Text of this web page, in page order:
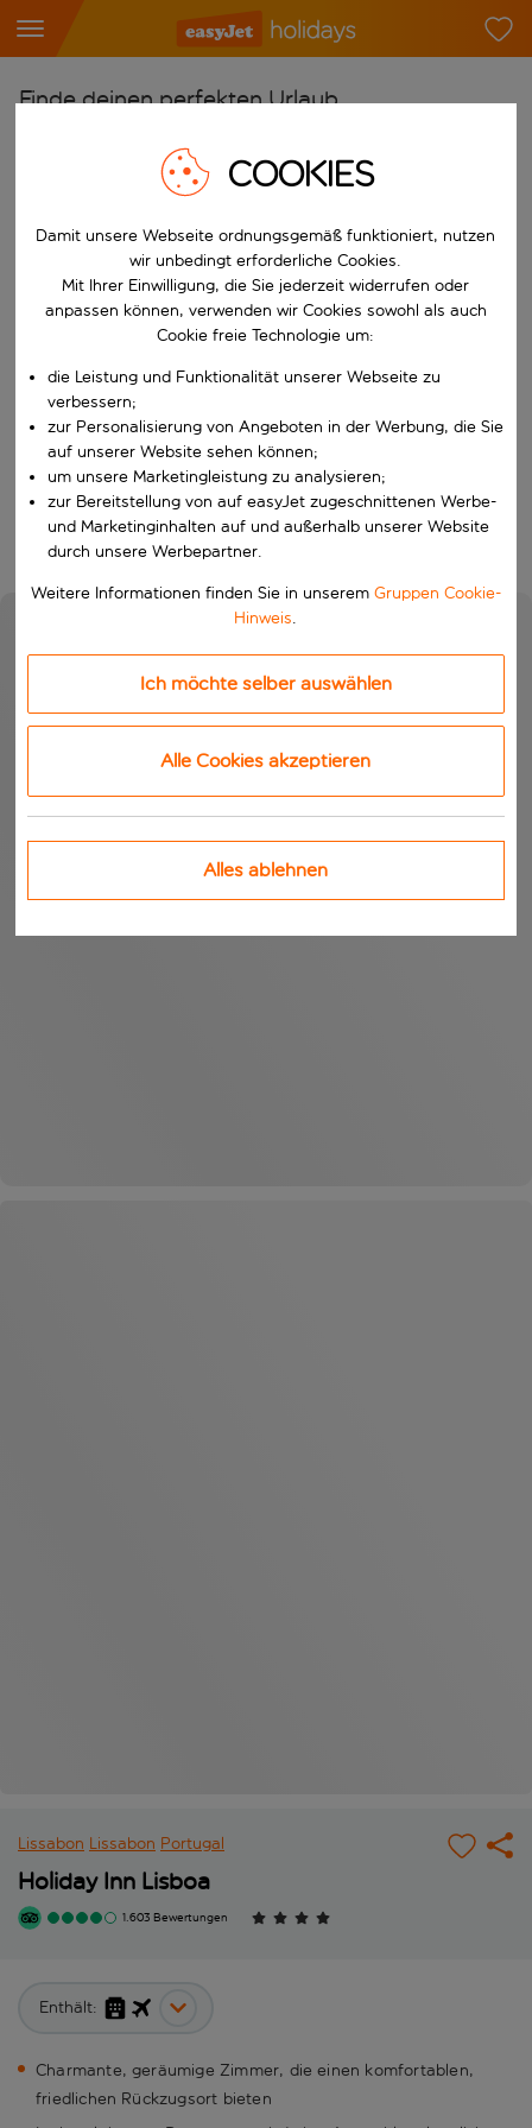
Finde deinen perfekten Urlaub
Beginne mit der Eingabe für die automatische
Flughafen wählen
Beginne mit der Eingabe für die automatische
Reiseziel wählen
Nach
Wähle ein Ab- und Rückflugdatum aus.
Reisezeitraum wählen
Wann
Wer
Suchen
Lissabon Lissabon Portugal
Holiday Inn Lisboa
1.603 Bewertungen
Enthält:
Charmante, geräumige Zimmer, die einen komfortablen,
friedlichen Rückzugsort bieten
COOKIES
Damit unsere Webseite ordnungsgemäß funktioniert, nutzen
wir unbedingt erforderliche Cookies.
Mit Ihrer Einwilligung, die Sie jederzeit widerrufen oder
anpassen können, verwenden wir Cookies sowohl als auch
Cookie freie Technologie um:
die Leistung und Funktionalität unserer Webseite zu
verbessern;
zur Personalisierung von Angeboten in der Werbung, die Sie
auf unserer Website sehen können;
um unsere Marketingleistung zu analysieren;
zur Bereitstellung von auf easyJet zugeschnittenen Werbe-
und Marketinginhalten auf und außerhalb unserer Website
durch unsere Werbepartner.
Weitere Informationen finden Sie in unserem Gruppen Cookie-
Hinweis.
Ich möchte selber auswählen
Alle Cookies akzeptieren
Alles ablehnen